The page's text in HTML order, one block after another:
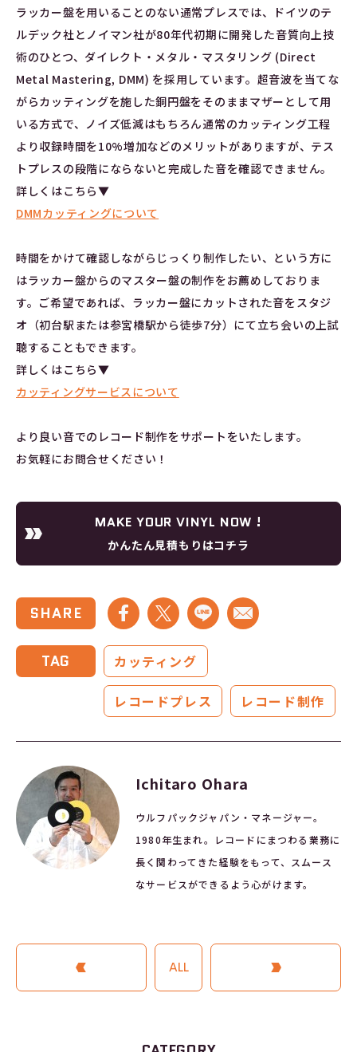
ラッカー盤を用いることのない通常プレスでは、ドイツのテ
ルデック社とノイマン社が80年代初期に開発した音質向上技
術のひとつ、ダイレクト・メタル・マスタリング (Direct
Metal Mastering, DMM) を採用しています。超音波を当てな
がらカッティングを施した銅円盤をそのままマザーとして用
いる方式で、ノイズ低減はもちろん通常のカッティング工程
より収録時間を10%増加などのメリットがありますが、テス
トプレスの段階にならないと完成した音を確認できません。
詳しくはこちら▼
DMMカッティングについて
時間をかけて確認しながらじっくり制作したい、という方に
はラッカー盤からのマスター盤の制作をお薦めしておりま
す。ご希望であれば、ラッカー盤にカットされた音をスタジ
オ（初台駅または参宮橋駅から徒歩7分）にて立ち会いの上試
聴することもできます。
詳しくはこちら▼
カッティングサービスについて
より良い音でのレコード制作をサポートをいたします。
お気軽にお問合せください！
MAKE YOUR VINYL NOW !
かんたん見積もりはコチラ
SHARE
TAG カッティング
レコードプレス レコード制作
Ichitaro Ohara
ウルフパックジャパン・マネージャー。
1980年生まれ。レコードにまつわる業務に
長く関わってきた経験をもって、スムース
なサービスができるよう心がけます。
PREVIOUS ARTICLE ALL NEXT ARTICLE